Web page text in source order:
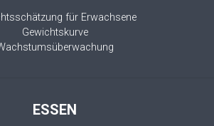
für Erwachsene
Gewichtskurve
ESSEN